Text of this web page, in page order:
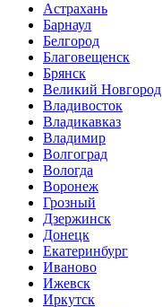
Астрахань
Барнаул
Белгород
Благовещенск
Брянск
Великий Новгород
Владивосток
Владикавказ
Владимир
Волгоград
Вологда
Воронеж
Грозный
Дзержинск
Донецк
Екатеринбург
Иваново
Ижевск
Иркутск